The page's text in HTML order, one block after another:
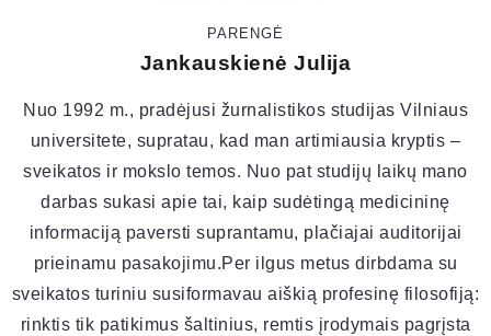
PARENGĖ
Jankauskienė Julija
Nuo 1992 m., pradėjusi žurnalistikos studijas Vilniaus
universitete, supratau, kad man artimiausia kryptis –
sveikatos ir mokslo temos. Nuo pat studijų laikų mano
darbas sukasi apie tai, kaip sudėtingą medicininę
informaciją paversti suprantamu, plačiajai auditorijai
prieinamu pasakojimu.Per ilgus metus dirbdama su
sveikatos turiniu susiformavau aiškią profesinę filosofiją:
rinktis tik patikimus šaltinius, remtis įrodymais pagrįsta